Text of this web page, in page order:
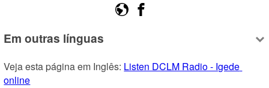
Em outras línguas
Veja esta página em Inglês: Listen DCLM Radio - Igede
online